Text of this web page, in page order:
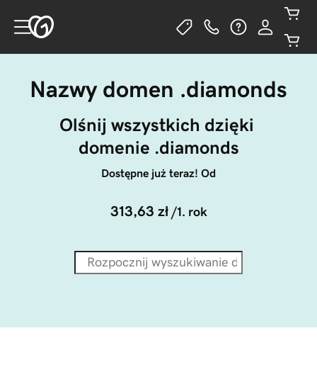
Nazwy domen .diamonds
Olśnij wszystkich dzięki
domenie .diamonds
Dostępne już teraz! Od
313,63 zł /1. rok